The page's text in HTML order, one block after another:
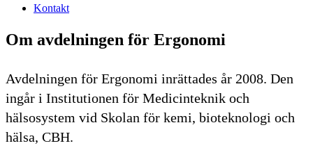
Kontakt
Om avdelningen för Ergonomi
Avdelningen för Ergonomi inrättades år 2008. Den
ingår i Institutionen för Medicinteknik och
hälsosystem vid Skolan för kemi, bioteknologi och
hälsa, CBH.